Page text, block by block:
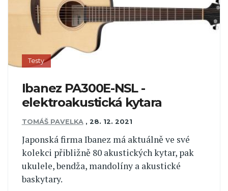
Testy
Ibanez PA300E-NSL -
elektroakustická kytara
TOMÁŠ PAVELKA , 28. 12. 2021
Japonská firma Ibanez má aktuálně ve své
kolekci přibližně 80 akustických kytar, pak
ukulele, bendža, mandolíny a akustické
baskytary.